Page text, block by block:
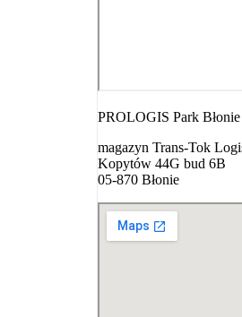
PROLOGIS Park Błonie
magazyn Trans-Tok
Kopytów 44G bud 6B
05-870 Błonie